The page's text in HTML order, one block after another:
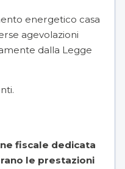
energetico casa
agevolazioni
dalla Legge
fiscale dedicata
le prestazioni